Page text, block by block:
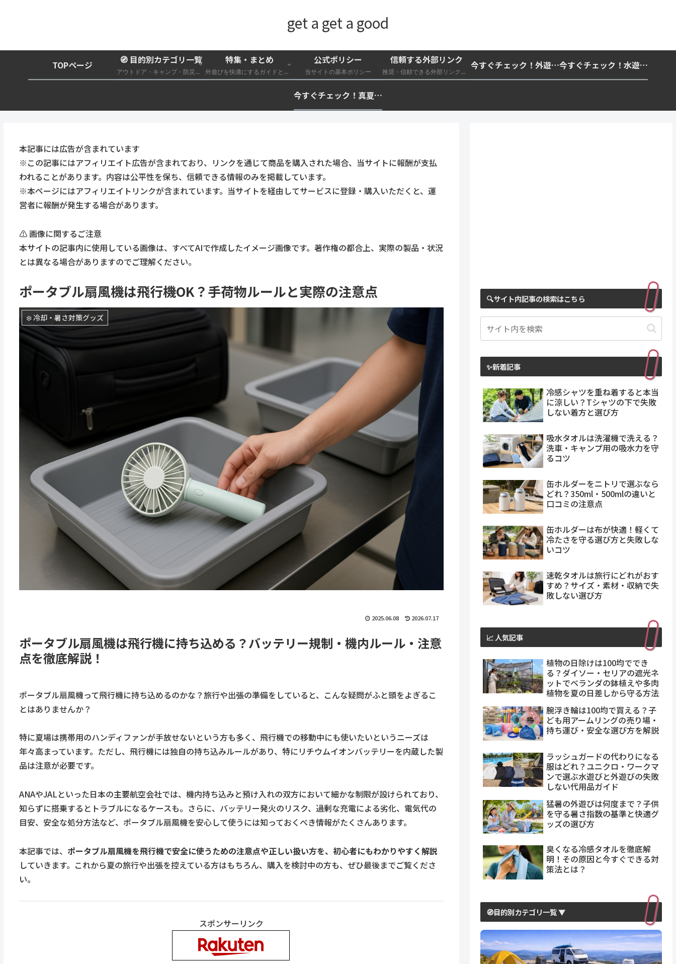
get a get a good
TOPページ 🧭 目的別カテゴリ一覧
アウトドア・キャンプ・防災グッズ総合まとめ
特集・まとめ
外遊びを快適にするガイドと特集一覧
公式ポリシー
当サイトの基本ポリシー
信頼する外部リンク
推奨・信頼できる外部リンク一覧
今すぐチェック！外遊びの紫外線対策・日差し快適化計画｜帽子・日傘・ウェア・日焼け止めを総まとめ☀️🏕️👓 今すぐチェック！水遊び・海水浴の快適化計画｜浮き輪・服装・日陰・安全対策を総まとめ🏖️🌊✨
今すぐチェック！真夏の猛暑・冷却・保冷快適化計画｜外遊び・キャンプ・車中泊の暑さ対策を総まとめ☀️🧊🏕️
本記事には広告が含まれています
※この記事にはアフィリエイト広告が含まれており、リンクを通じて商品を購入された場合、当サイトに報酬が支払
われることがあります。内容は公平性を保ち、信頼できる情報のみを掲載しています。
※本ページにはアフィリエイトリンクが含まれています。当サイトを経由してサービスに登録・購入いただくと、運
営者に報酬が発生する場合があります。
⚠️ 画像に関するご注意
本サイトの記事内に使用している画像は、すべてAIで作成したイメージ画像です。著作権の都合上、実際の製品・状況
とは異なる場合がありますのでご理解ください。
ポータブル扇風機は飛行機OK？手荷物ルールと実際の注意点
❄️ 冷却・暑さ対策グッズ
2025.06.08 2026.07.17
ポータブル扇風機は飛行機に持ち込める？バッテリー規制・機内ルール・注意
点を徹底解説！
ポータブル扇風機って飛行機に持ち込めるのかな？旅行や出張の準備をしていると、こんな疑問がふと頭をよぎるこ
とはありませんか？
特に夏場は携帯用のハンディファンが手放せないという方も多く、飛行機での移動中にも使いたいというニーズは
年々高まっています。ただし、飛行機には独自の持ち込みルールがあり、特にリチウムイオンバッテリーを内蔵した製
品は注意が必要です。
ANAやJALといった日本の主要航空会社では、機内持ち込みと預け入れの双方において細かな制限が設けられており、
知らずに搭乗するとトラブルになるケースも。さらに、バッテリー発火のリスク、過剰な充電による劣化、電気代の
目安、安全な処分方法など、ポータブル扇風機を安心して使うには知っておくべき情報がたくさんあります。
本記事では、 ポータブル扇風機を飛行機で安全に使うための注意点や正しい扱い方を、初心者にもわかりやすく解説
していきます。これから夏の旅行や出張を控えている方はもちろん、購入を検討中の方も、ぜひ最後までご覧くださ
い。
スポンサーリンク
🔍サイト内記事の検索はこちら
✨新着記事
冷感シャツを重ね着すると本当
に涼しい？Tシャツの下で失敗
しない着方と選び方
吸水タオルは洗濯機で洗える？
洗車・キャンプ用の吸水力を守
るコツ
缶ホルダーをニトリで選ぶなら
どれ？350ml・500mlの違いと
口コミの注意点
缶ホルダーは布が快適！軽くて
冷たさを守る選び方と失敗しな
いコツ
速乾タオルは旅行にどれがおす
すめ？サイズ・素材・収納で失
敗しない選び方
📈 人気記事
植物の日除けは100均ででき
る？ダイソー・セリアの遮光ネ
ットでベランダの鉢植えや多肉
植物を夏の日差しから守る方法
腕浮き輪は100均で買える？子
ども用アームリングの売り場・
持ち運び・安全な選び方を解説
ラッシュガードの代わりになる
服はどれ？ユニクロ・ワークマ
ンで選ぶ水遊びと外遊びの失敗
しない代用品ガイド
猛暑の外遊びは何度まで？子供
を守る暑さ指数の基準と快適グ
ッズの選び方
臭くなる冷感タオルを徹底解
明！その原因と今すぐできる対
策法とは？
🧭目的別カテゴリ一覧 ▼